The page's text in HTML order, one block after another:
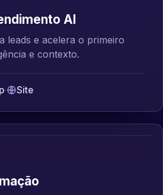
AI
leads e acelera o primeiro
e contexto.
· Site